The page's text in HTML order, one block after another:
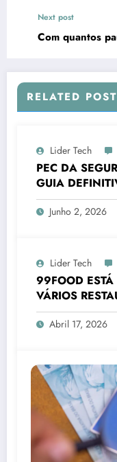
Next post
Com quantos
RELATED
Lider Tech
PEC DA
GUIA
Junho 2, 2026
Lider Tech
99FOOD
VÁRIOS
2026
Abril 17, 2026